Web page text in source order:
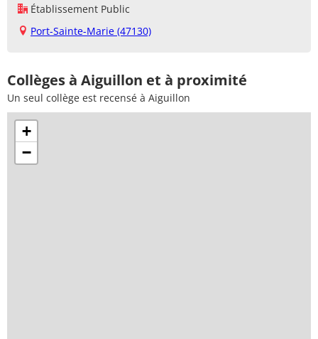
Établissement Public
Port-Sainte-Marie (47130)
Collèges à Aiguillon et à proximité
Un seul collège est recensé à Aiguillon
+
−